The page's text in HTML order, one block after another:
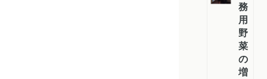
務
用
野
菜
の
増